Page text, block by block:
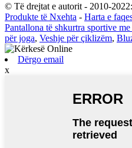
© Të drejtat e autorit - 2010-
Produkte të Nxehta - Harta e
Pantallona të shkurtra sportive me
për joga, Veshje për çiklizëm,
Dërgo email
x